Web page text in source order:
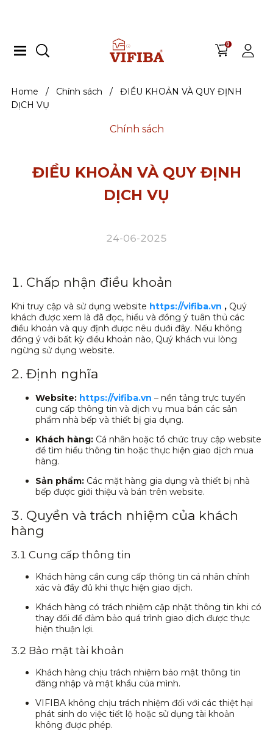
0
Chính sách
ĐIỀU KHOẢN VÀ QUY ĐỊNH
DỊCH VỤ
24-06-2025
1. Chấp nhận điều khoản
Khi truy cập và sử dụng website https://vifiba.vn , Quý
khách được xem là đã đọc, hiểu và đồng ý tuân thủ các
điều khoản và quy định được nêu dưới đây. Nếu không
đồng ý với bất kỳ điều khoản nào, Quý khách vui lòng
ngừng sử dụng website.
2. Định nghĩa
Website: https://vifiba.vn – nền tảng trực tuyến
cung cấp thông tin và dịch vụ mua bán các sản
phẩm nhà bếp và thiết bị gia dụng.
Khách hàng: Cá nhân hoặc tổ chức truy cập website
để tìm hiểu thông tin hoặc thực hiện giao dịch mua
hàng.
Sản phẩm: Các mặt hàng gia dụng và thiết bị nhà
bếp được giới thiệu và bán trên website.
3. Quyền và trách nhiệm của khách
hàng
3.1 Cung cấp thông tin
Khách hàng cần cung cấp thông tin cá nhân chính
xác và đầy đủ khi thực hiện giao dịch.
Khách hàng có trách nhiệm cập nhật thông tin khi có
thay đổi để đảm bảo quá trình giao dịch được thực
hiện thuận lợi.
3.2 Bảo mật tài khoản
Khách hàng chịu trách nhiệm bảo mật thông tin
đăng nhập và mật khẩu của mình.
VIFIBA không chịu trách nhiệm đối với các thiệt hại
phát sinh do việc tiết lộ hoặc sử dụng tài khoản
không được phép.
Home / Chính sách /
ĐIỀU KHOẢN VÀ QUY ĐỊNH
DỊCH VỤ